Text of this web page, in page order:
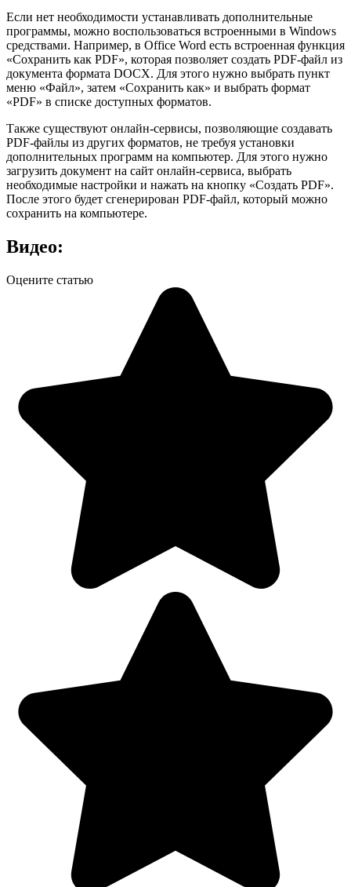
Если нет необходимости устанавливать дополнительные
программы, можно воспользоваться встроенными в Windows
средствами. Например, в Office Word есть встроенная функция
«Сохранить как PDF», которая позволяет создать PDF-файл из
документа формата DOCX. Для этого нужно выбрать пункт
меню «Файл», затем «Сохранить как» и выбрать формат
«PDF» в списке доступных форматов.
Также существуют онлайн-сервисы, позволяющие создавать
PDF-файлы из других форматов, не требуя установки
дополнительных программ на компьютер. Для этого нужно
загрузить документ на сайт онлайн-сервиса, выбрать
необходимые настройки и нажать на кнопку «Создать PDF».
После этого будет сгенерирован PDF-файл, который можно
сохранить на компьютере.
Видео:
Оцените статью